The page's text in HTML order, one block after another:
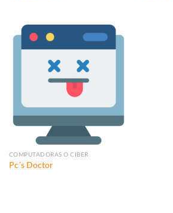
COMPUTADORAS O CIBER
Pc´s Doctor